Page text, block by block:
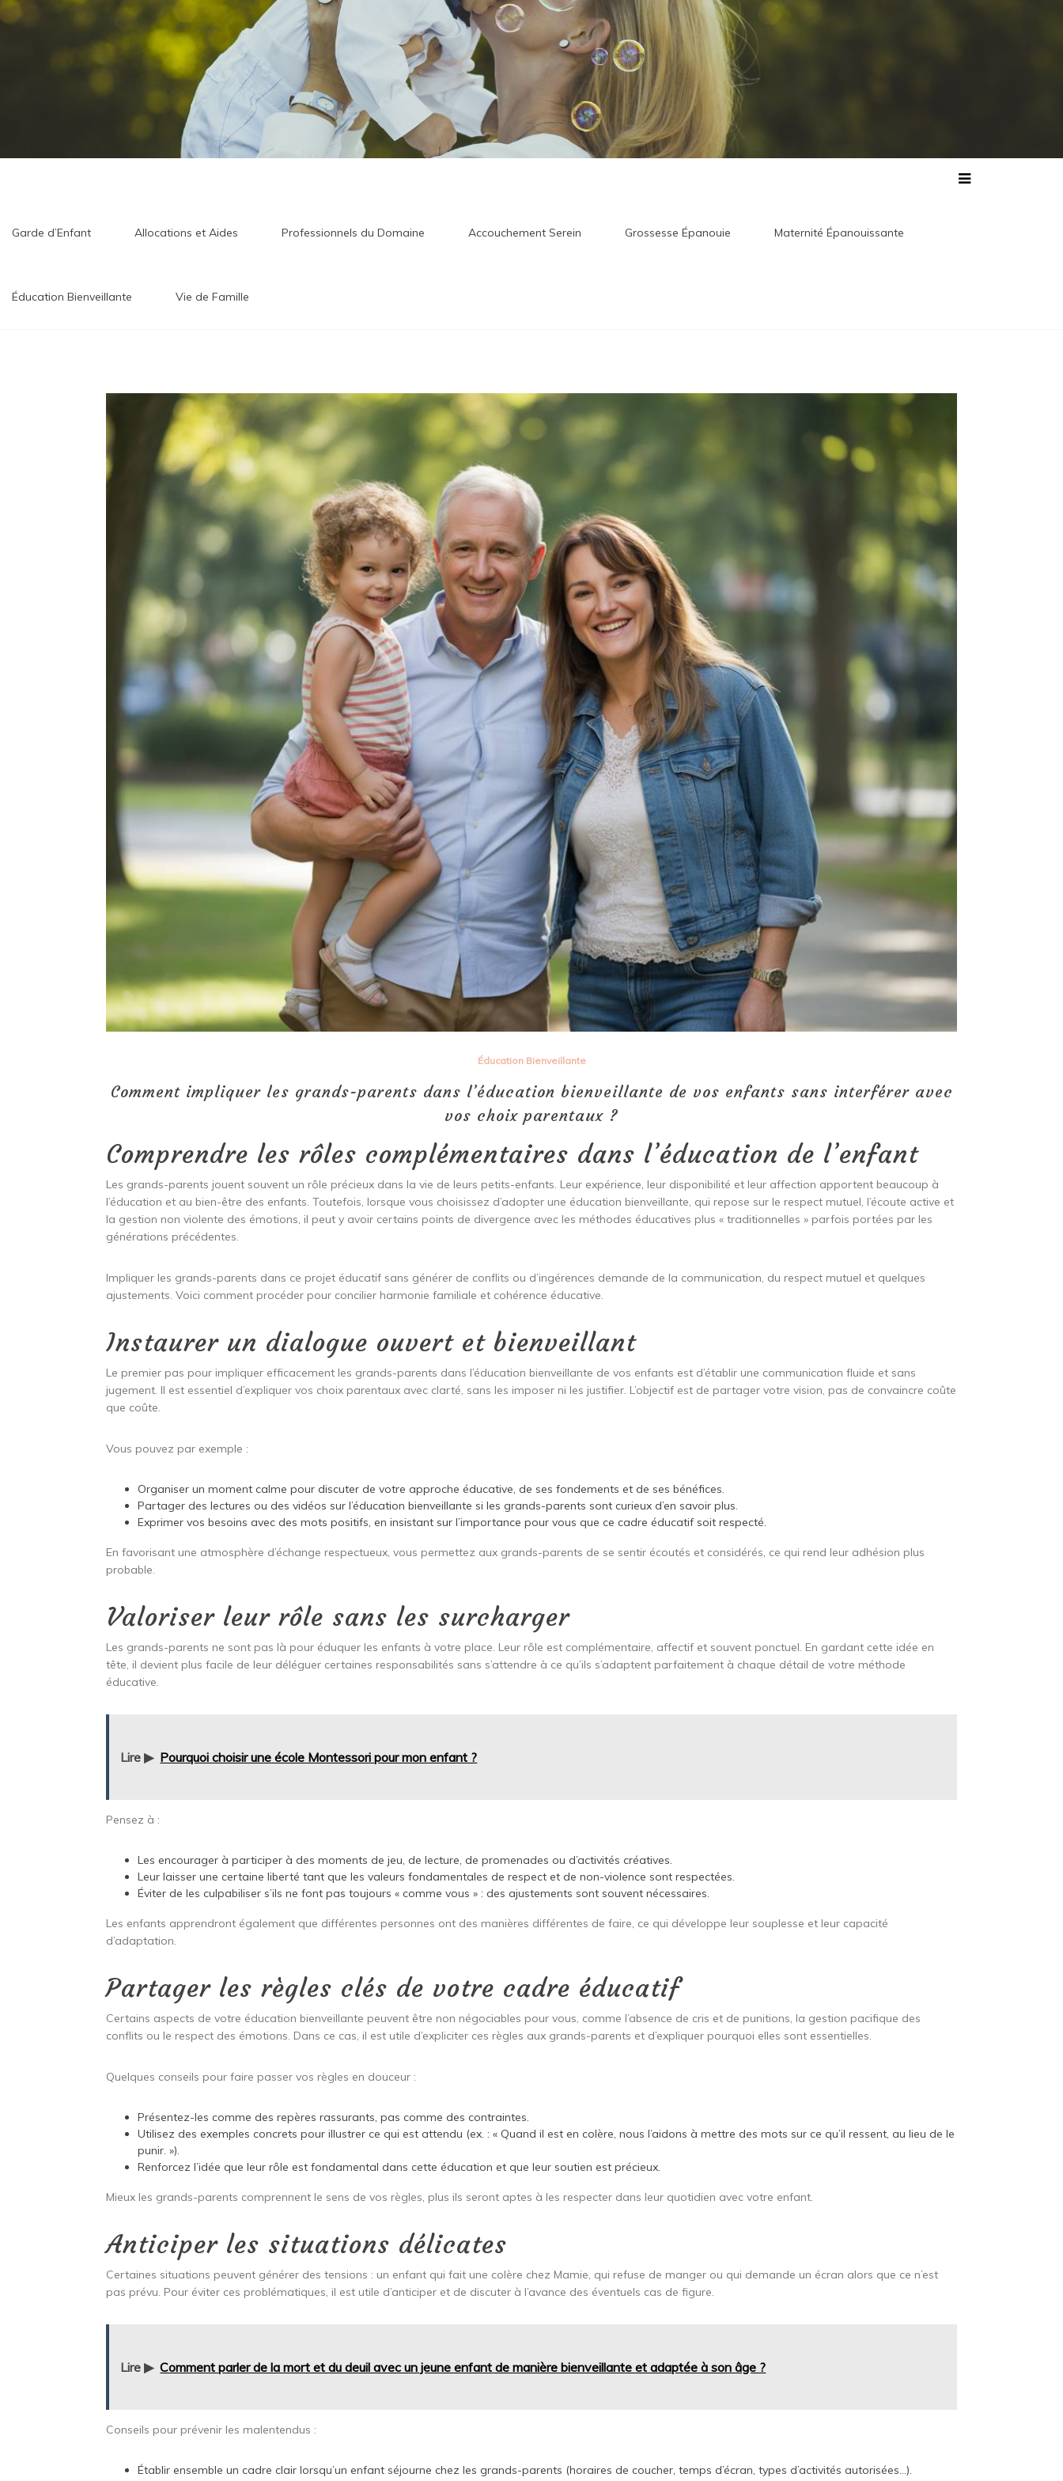
Garde d’Enfant Allocations et Aides Professionnels du Domaine Accouchement Serein Grossesse Épanouie Maternité Épanouissante
Éducation Bienveillante Vie de Famille
Éducation Bienveillante
Comment impliquer les grands-parents dans l’éducation bienveillante de vos enfants sans interférer avec
vos choix parentaux ?
Comprendre les rôles complémentaires dans l’éducation de l’enfant
Les grands-parents jouent souvent un rôle précieux dans la vie de leurs petits-enfants. Leur expérience, leur disponibilité et leur affection apportent beaucoup à
l’éducation et au bien-être des enfants. Toutefois, lorsque vous choisissez d’adopter une éducation bienveillante, qui repose sur le respect mutuel, l’écoute active et
la gestion non violente des émotions, il peut y avoir certains points de divergence avec les méthodes éducatives plus « traditionnelles » parfois portées par les
générations précédentes.
Impliquer les grands-parents dans ce projet éducatif sans générer de conflits ou d’ingérences demande de la communication, du respect mutuel et quelques
ajustements. Voici comment procéder pour concilier harmonie familiale et cohérence éducative.
Instaurer un dialogue ouvert et bienveillant
Le premier pas pour impliquer efficacement les grands-parents dans l’éducation bienveillante de vos enfants est d’établir une communication fluide et sans
jugement. Il est essentiel d’expliquer vos choix parentaux avec clarté, sans les imposer ni les justifier. L’objectif est de partager votre vision, pas de convaincre coûte
que coûte.
Vous pouvez par exemple :
Organiser un moment calme pour discuter de votre approche éducative, de ses fondements et de ses bénéfices.
Partager des lectures ou des vidéos sur l’éducation bienveillante si les grands-parents sont curieux d’en savoir plus.
Exprimer vos besoins avec des mots positifs, en insistant sur l’importance pour vous que ce cadre éducatif soit respecté.
En favorisant une atmosphère d’échange respectueux, vous permettez aux grands-parents de se sentir écoutés et considérés, ce qui rend leur adhésion plus
probable.
Valoriser leur rôle sans les surcharger
Les grands-parents ne sont pas là pour éduquer les enfants à votre place. Leur rôle est complémentaire, affectif et souvent ponctuel. En gardant cette idée en
tête, il devient plus facile de leur déléguer certaines responsabilités sans s’attendre à ce qu’ils s’adaptent parfaitement à chaque détail de votre méthode
éducative.
Lire ▶ Pourquoi choisir une école Montessori pour mon enfant ?
Pensez à :
Les encourager à participer à des moments de jeu, de lecture, de promenades ou d’activités créatives.
Leur laisser une certaine liberté tant que les valeurs fondamentales de respect et de non-violence sont respectées.
Éviter de les culpabiliser s’ils ne font pas toujours « comme vous » : des ajustements sont souvent nécessaires.
Les enfants apprendront également que différentes personnes ont des manières différentes de faire, ce qui développe leur souplesse et leur capacité
d’adaptation.
Partager les règles clés de votre cadre éducatif
Certains aspects de votre éducation bienveillante peuvent être non négociables pour vous, comme l’absence de cris et de punitions, la gestion pacifique des
conflits ou le respect des émotions. Dans ce cas, il est utile d’expliciter ces règles aux grands-parents et d’expliquer pourquoi elles sont essentielles.
Quelques conseils pour faire passer vos règles en douceur :
Présentez-les comme des repères rassurants, pas comme des contraintes.
Utilisez des exemples concrets pour illustrer ce qui est attendu (ex. : « Quand il est en colère, nous l’aidons à mettre des mots sur ce qu’il ressent, au lieu de le
punir. »).
Renforcez l’idée que leur rôle est fondamental dans cette éducation et que leur soutien est précieux.
Mieux les grands-parents comprennent le sens de vos règles, plus ils seront aptes à les respecter dans leur quotidien avec votre enfant.
Anticiper les situations délicates
Certaines situations peuvent générer des tensions : un enfant qui fait une colère chez Mamie, qui refuse de manger ou qui demande un écran alors que ce n’est
pas prévu. Pour éviter ces problématiques, il est utile d’anticiper et de discuter à l’avance des éventuels cas de figure.
Lire ▶ Comment parler de la mort et du deuil avec un jeune enfant de manière bienveillante et adaptée à son âge ?
Conseils pour prévenir les malentendus :
Établir ensemble un cadre clair lorsqu’un enfant séjourne chez les grands-parents (horaires de coucher, temps d’écran, types d’activités autorisées…).